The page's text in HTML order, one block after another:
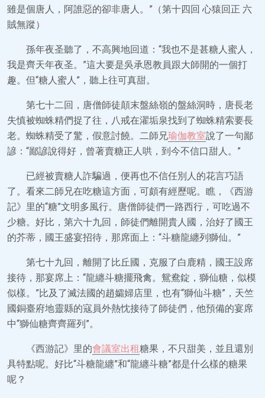
雖是個唐人，阿誰惡的卻非唐人。”（第十四回 心猿回正 六
賊無蹤）
孫年夜圣聽了，不高興地回道：“我也不是甚糖人蜜人，
我是齊天年夜圣。”這大要是吳承恩教員跟大師開的一個打
趣。但“糖人蜜人”，聽上往可真甜。
第七十二回，唐僧師徒顛末盤絲嶺的盤絲洞時，唐長老
失慎被蜘蛛精們捉了往，八戒在濯垢泉找到了蜘蛛精索要長
老。蜘蛛精受了驚，假意討饒。二師兄瑜伽教室說了一句鄙
諺：“鄙諺說得好，曾著賣糖正人哄，到今不信口甜人。”
已經被賣糖人詐騙過，便再也不信任別人的花言巧語
了。看來二師兄在吃糖這方面，可頗有經歷呢。瞧，《西游
記》里的“糖”文明多風行。唐僧師徒們一路西行，可吃過不
少糖。好比，第六十九回，師徒們離開貴人國，治好了國王
的芥蒂，國王盛宴招待，那席面上：“斗糖龍纏列獅仙。”
第七十九回，離開了比丘國，克服了白鹿精，國王設席
接待，那宴席上：“龍纏斗糖擺飛禽。鴛鴦錠，獅仙糖，似模
似樣。”比及了滅法國的趙孀婦店里，也有“獅仙斗糖”，天竺
國銅臺府地靈縣的寇員外熱忱接待了師徒們，他預備的宴席
中“獅仙糖齊齊羅列”。
《西游記》里的會議室出租糖果，不只甜美，並且還別
具特點呢。好比“斗糖龍纏”和“龍纏斗糖”都是什么樣的糖果
呢？